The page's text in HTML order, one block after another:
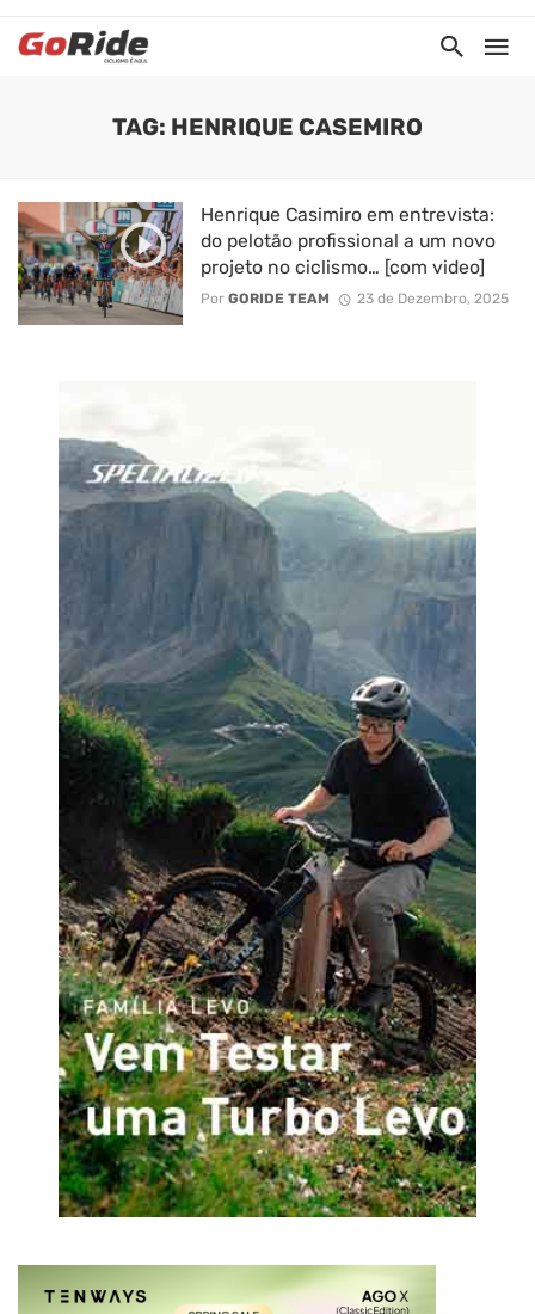
TAG: HENRIQUE CASEMIRO
Henrique Casimiro em entrevista:
do pelotão profissional a um novo
projeto no ciclismo… [com video]
Por GORIDE TEAM 23 de Dezembro, 2025